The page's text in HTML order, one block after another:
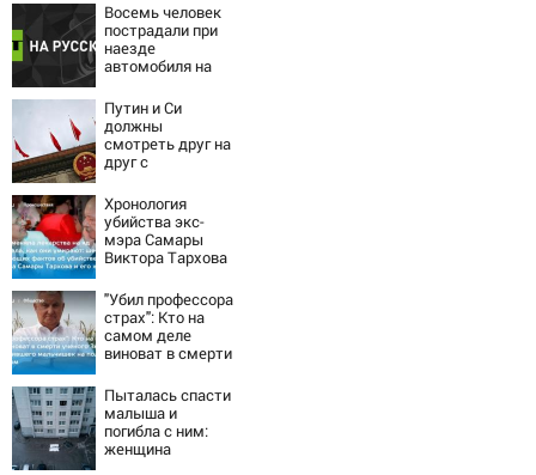
Восемь человек
пострадали при
наезде
автомобиля на
Омске
Путин и Си
должны
смотреть друг на
друг с
Зеленский
поставил задачу
своим
дипломатам
Хронология
убийства экс-
мэра Самары
Виктора Тархова
шокирующих
фактов, новые
подробности
"Убил профессора
страх": Кто на
самом деле
виноват в смерти
остановившего
мальчишек на
поле с горохом
Пыталась спасти
малыша и
погибла с ним:
женщина